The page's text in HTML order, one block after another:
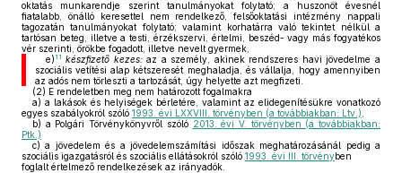
oktatás munkarendje szerint tanulmányokat folytató; a huszonöt évesnél
fiatalabb, önálló keresettel nem rendelkező, felsőoktatási intézmény nappali
tagozatán tanulmányokat folytató; valamint korhatárra való tekintet nélkül a
tartósan beteg, illetve a testi, érzékszervi, értelmi, beszéd- vagy más fogyatékos
vér szerinti, örökbe fogadott, illetve nevelt gyermek,
e) 11 készfizető kezes:az a személy, akinek rendszeres havi jövedelme a
szociális vetítési alap kétszeresét meghaladja, és vállalja, hogy amennyiben
az adós nem törleszti a tartozását, úgy helyette azt megfizeti.
(2) E rendeletben meg nem határozott fogalmakra
a) a lakások és helyiségek bérletére, valamint az elidegenítésükre vonatkozó
egyes szabályokról szóló 1993. évi LXXVIII. törvényben (a továbbiakban: Ltv.)
b) a Polgári Törvénykönyvről szóló 2013. évi V. törvényben (a továbbiakban:
Ptk.)
c) a jövedelem és a jövedelemszámítási időszak meghatározásánál pedig a
szociális igazgatásról és szociális ellátásokról szóló 1993. évi III. törvényben
foglalt értelmező rendelkezések az irányadók.